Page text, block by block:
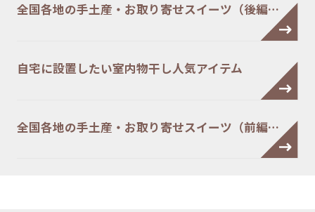
全国各地の手土産・お取り寄せスイーツ（後編…
自宅に設置したい室内物干し人気アイテム
全国各地の手土産・お取り寄せスイーツ（前編…